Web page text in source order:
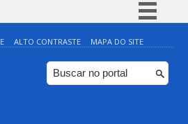
Simplifique!
Comunica BR
Participe
ALTO CONTRASTE MAPA DO SITE